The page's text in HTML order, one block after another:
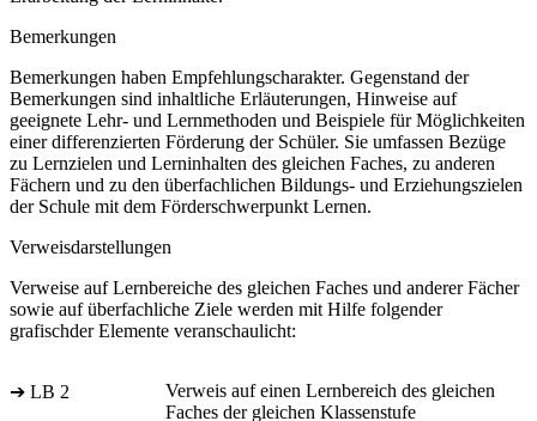
Bemerkungen
Bemerkungen haben Empfehlungscharakter. Gegenstand der
Bemerkungen sind inhaltliche Erläuterungen, Hinweise auf
geeignete Lehr- und Lernmethoden und Beispiele für Möglichkeiten
einer differenzierten Förderung der Schüler. Sie umfassen Bezüge
zu Lernzielen und Lerninhalten des gleichen Faches, zu anderen
Fächern und zu den überfachlichen Bildungs- und Erziehungszielen
der Schule mit dem Förderschwerpunkt Lernen.
Verweisdarstellungen
Verweise auf Lernbereiche des gleichen Faches und anderer Fächer
sowie auf überfachliche Ziele werden mit Hilfe folgender
grafischder Elemente veranschaulicht:
➔ LB 2
Verweis auf einen Lernbereich des gleichen
Faches der gleichen Klassenstufe